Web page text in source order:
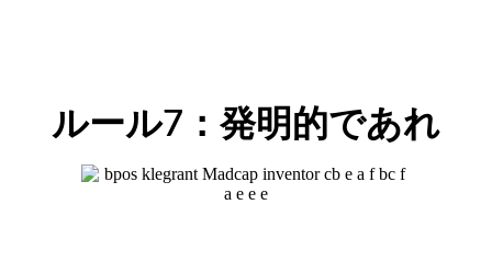
ルール7：発明的であれ